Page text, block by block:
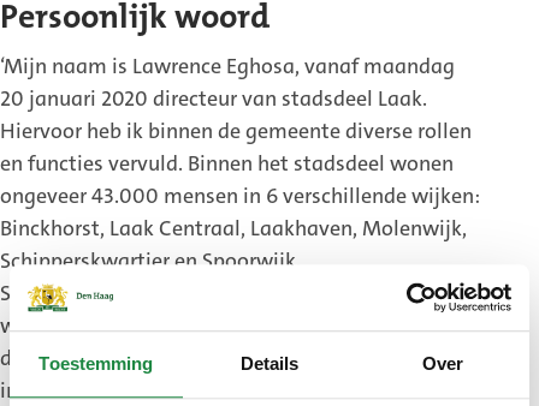
Toestemming Details Over
Persoonlijk woord
‘Mijn naam is Lawrence Eghosa, vanaf maandag
20 januari 2020 directeur van stadsdeel Laak.
Hiervoor heb ik binnen de gemeente diverse rollen
en functies vervuld. Binnen het stadsdeel wonen
ongeveer 43.000 mensen in 6 verschillende wijken:
Binckhorst, Laak Centraal, Laakhaven, Molenwijk,
Schipperskwartier en Spoorwijk.
Stadsdeel Laak met zijn enorme diversiteit in de
wijken en bewoners gaat de komende 10 jaar
doorgroeien van rond 43.000 naar ruim 80.000
inwoners en met gebiedsontwikkeling Binckhorst